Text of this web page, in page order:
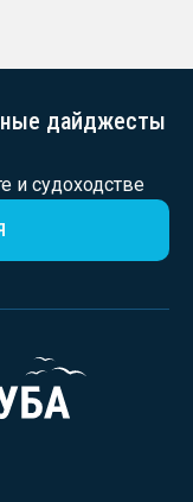
дайджесты
и судоходстве